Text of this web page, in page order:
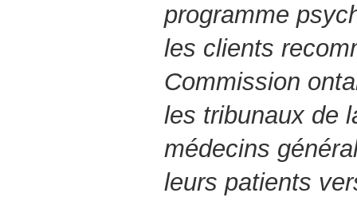
programme
les clients
Commission
les tribunaux de
médecins
leurs patients